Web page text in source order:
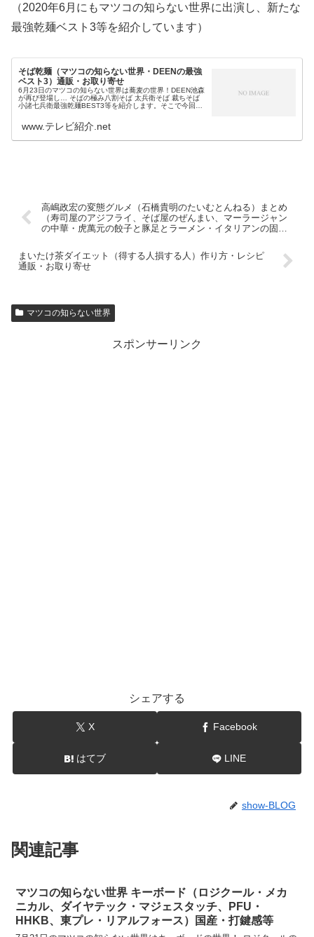
（2020年6月にもマツコの知らない世界に出演し、新たな
最強乾麺ベスト3等を紹介しています）
そば乾麺（マツコの知らない世界・DEENの最強
ベスト3）通販・お取り寄せ
6月23日のマツコの知らない世界は蕎麦の世界！DEEN池森
が再び登場し… そばの極み八割そば 太兵衛そば 裁ちそば
小諸七兵衛最強乾麺BEST3等を紹介します。そこで今回
る最強においしい乾...
www.テレビ紹介.net
高嶋政宏の変態グルメ（石橋貴明のたいむとんねる）まとめ
（寿司屋のアジフライ、そば屋のぜんまい、マーラージャン
の中華・虎萬元の餃子と豚足とラーメン・イタリアンの固い
まいたけ茶ダイエット（得する人損する人）作り方・レシピ
通販・お取り寄せ
マツコの知らない世界
スポンサーリンク
シェアする
X Facebook
はてブ LINE
show-BLOG
関連記事
マツコの知らない世界 キーボード（ロジクール・メカ
ニカル、ダイヤテック・マジェスタッチ、PFU・
HHKB、東プレ・リアルフォース）国産・打鍵感等